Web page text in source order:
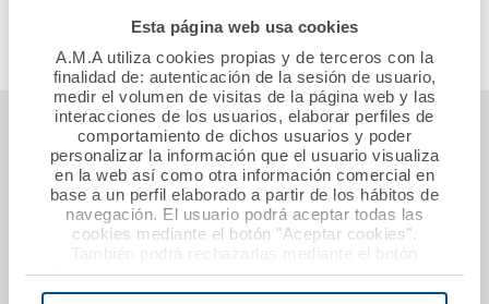
Esta página web usa cookies
A.M.A utiliza cookies propias y de terceros con la
finalidad de: autenticación de la sesión de usuario,
medir el volumen de visitas de la página web y las
interacciones de los usuarios, elaborar perfiles de
comportamiento de dichos usuarios y poder
personalizar la información que el usuario visualiza
en la web así como otra información comercial en
base a un perfil elaborado a partir de los hábitos de
navegación. El usuario podrá aceptar todas las
cookies mediante el botón "Aceptar cookies".
También podrá rechazarlas mediante el botón
"Rechazar", donde se rechazarán todas las cookies
menos las necesarias para permitir el acceso a los
Seguros ámbito profesional sanitario
Responsabilidad civil profesional
Establecimientos sanitarios
Seguro baja laboral
Defensa y protección por agresión